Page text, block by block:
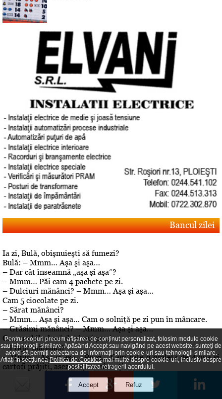
Bancul zilei
Ia zi, Bulă, obişnuieşti să fumezi?
Bulă: – Mmm… Aşa şi aşa…
– Dar cât înseamnă „aşa şi aşa”?
– Mmm… Păi cam 4 pachete pe zi.
– Dulciuri mănânci? – Mmm… Aşa şi aşa…
Cam 5 ciocolate pe zi.
– Sărat mănânci?
– Mmm… Aşa şi aşa… Cam o solniţă pe zi pun în mâncare.
– Grăsimi mănânci? – Mmm… Aşa şi aşa…
Cam un kil- două de slană pe zi…
– Prăjit mănânci?
– Mmm… Aşa şi aşa… Pe zi… Cam câte o omletă de 4 ouă şi
cartofi prăjiţi, asezonaţi cu cârnaţi
.– Aha… Dar de băut, bei? – A, da! De băut, beau!
Pentru scopuri precum afișarea de conținut personalizat, folosim module cookie
sau tehnologii similare. Apăsând Accept sau navigând pe acest website, sunteți de
acord să permiți colectarea de informații prin cookie-uri sau tehnologii similare.
Aflați în secțiuneaPolitica de Cookiesmai multe despre cookie-uri, inclusiv despre
posibilitatea retragerii acordului.